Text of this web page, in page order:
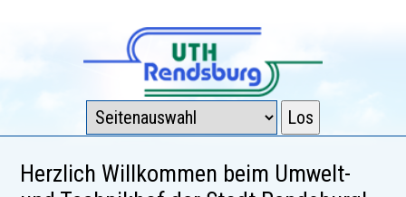
Herzlich Willkommen beim Umwelt-